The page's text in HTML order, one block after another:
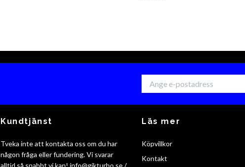
Kundtjänst
Tveka inte att kontakta oss om du har
någon fråga eller fundering. Vi svarar
Läs mer
Köpvillkor
Kontakt